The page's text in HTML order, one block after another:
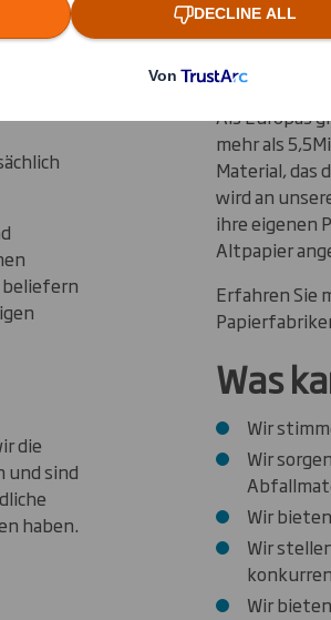
aus
die
und sind
haben.
Als Europas
mehr als
Material, das
wird an
ihre eigenen
Altpapier
Erfahren Sie
Was
Wir
Wir
Wir
Wir
Wir